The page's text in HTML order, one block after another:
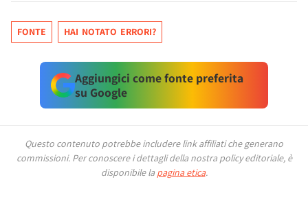
FONTE HAI NOTATO ERRORI?
Aggiungici come fonte preferita
su Google
Questo contenuto potrebbe includere link affiliati che generano
commissioni. Per conoscere i dettagli della nostra policy editoriale, è
disponibile la pagina etica.